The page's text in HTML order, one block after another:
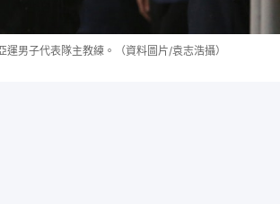
運男子代表隊主教練。（資料圖片/袁志浩攝）